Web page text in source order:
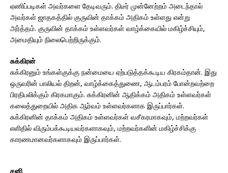
ஏணிப்படிகள் அவர்களை தேடிவரும். திடீர் முன்னேற்றம் அடைந்தால்
அவர்கள் ஜாதகத்தில் குருவின் தாக்கம் அதிகம் உள்ளது என்று
அர்த்தம். குருவின் தாக்கம் உள்ளவர்கள் வாழ்க்கையில் மகிழ்ச்சியும்,
அமைதியும் நிலைபெற்றிருக்கும்.
சுக்கிரன்
சுக்கிரனும் உங்கள்குக்கு நன்மையை ஏற்படுத்தக்கூடிய கிரகம்தான். இது
ஒருவரின் பாலியல் திறன், வாழ்க்கைத்துணை, ஆடம்பரம் போன்றவற்றை
பிரதிபலிக்கும் கிரகமாகும். சுக்கிரனின் ஆதிக்கம் அதிகம் உள்ளவர்கள்
கலைத்துறையில் அதிக ஆர்வம் உள்ளவர்களாக இருப்பார்கள்.
சுக்கிரனின் தாக்கம் அதிகம் உள்ளவர்கள் வசீகரமாகவும், மற்றவர்கள்
எளிதில் விரும்பக்கூடியவர்களாகவும், மற்றவர்களின் மகிழ்ச்சிக்கு
காரணமானவர்களாகவும் இருப்பார்கள்.
சனி